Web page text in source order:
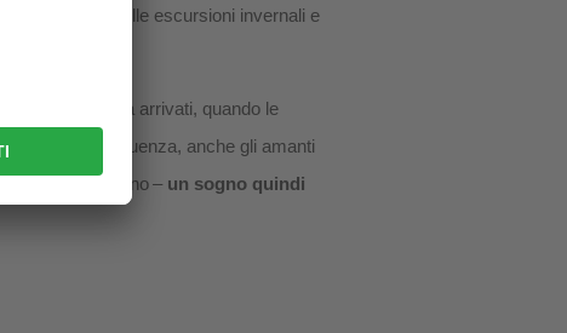
o facendo delle escursioni invernali e
Corno.
appena arrivati, quando le
Di conseguenza, anche gli amanti
la Strada del Vino – un sogno quindi